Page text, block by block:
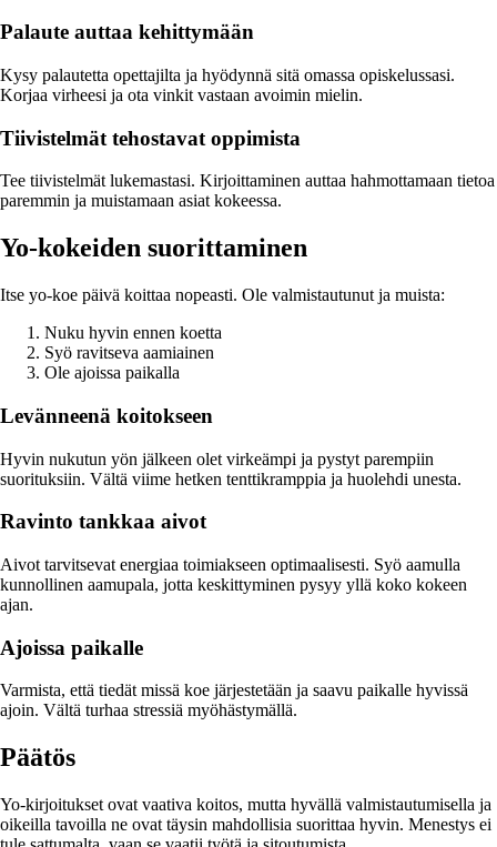
Palaute auttaa kehittymään
Kysy palautetta opettajilta ja hyödynnä sitä omassa opiskelussasi.
Korjaa virheesi ja ota vinkit vastaan avoimin mielin.
Tiivistelmät tehostavat oppimista
Tee tiivistelmät lukemastasi. Kirjoittaminen auttaa hahmottamaan tietoa
paremmin ja muistamaan asiat kokeessa.
Yo-kokeiden suorittaminen
Itse yo-koe päivä koittaa nopeasti. Ole valmistautunut ja muista:
Nuku hyvin ennen koetta
Syö ravitseva aamiainen
Ole ajoissa paikalla
Levänneenä koitokseen
Hyvin nukutun yön jälkeen olet virkeämpi ja pystyt parempiin
suorituksiin. Vältä viime hetken tenttikramppia ja huolehdi unesta.
Ravinto tankkaa aivot
Aivot tarvitsevat energiaa toimiakseen optimaalisesti. Syö aamulla
kunnollinen aamupala, jotta keskittyminen pysyy yllä koko kokeen
ajan.
Ajoissa paikalle
Varmista, että tiedät missä koe järjestetään ja saavu paikalle hyvissä
ajoin. Vältä turhaa stressiä myöhästymällä.
Päätös
Yo-kirjoitukset ovat vaativa koitos, mutta hyvällä valmistautumisella ja
oikeilla tavoilla ne ovat täysin mahdollisia suorittaa hyvin. Menestys ei